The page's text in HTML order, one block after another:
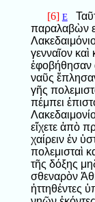
[6] E
παραλαβὼν
γενναῖον καὶ
ἐφοβήθησαν
ναῦς
γῆς
πέμπει
εἴχετε ἀπὸ
χαίρειν ἐν
πολεμισταὶ
τῆς δόξης
σθεναρὸν
ἡττηθέντες